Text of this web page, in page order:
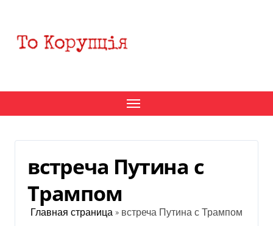
содержанию
встреча Путина с
Трампом
Главная страница » встреча Путина с Трампом